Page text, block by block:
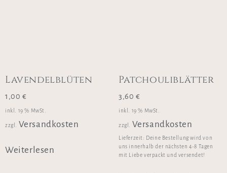
Lavendelblüten
1,00 €
inkl. 19 % MwSt.
zzgl. Versandkosten
Weiterlesen
Patchouliblätter
3,60 €
inkl. 19 % MwSt.
zzgl. Versandkosten
Lieferzeit: Deine Bestellung wird von
uns innerhalb der nächsten 4-8 Tagen
mit Liebe verpackt und versendet!